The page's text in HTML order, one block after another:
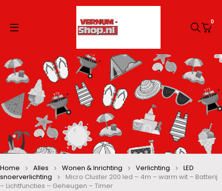
0
Home Alles Wonen & Inrichting Verlichting
LED
snoerverlichting
Micro Cluster 200 led – 4m – warm wit – Batterij
– Lichtfuncties – Geheugen – Timer